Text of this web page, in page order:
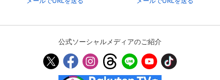
公式ソーシャルメディアのご紹介